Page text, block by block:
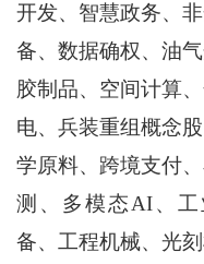
开发、智慧政务、
备、数据确权、油
胶制品、空间计算
电、兵装重组概念
学原料、跨境支付
测、多模态AI、
备、工程机械、光